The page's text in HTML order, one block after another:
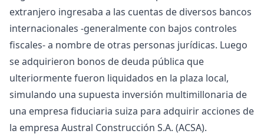
extranjero ingresaba a las cuentas de diversos bancos
internacionales -generalmente con bajos controles
fiscales- a nombre de otras personas jurídicas. Luego
se adquirieron bonos de deuda pública que
ulteriormente fueron liquidados en la plaza local,
simulando una supuesta inversión multimillonaria de
una empresa fiduciaria suiza para adquirir acciones de
la empresa Austral Construcción S.A. (ACSA).